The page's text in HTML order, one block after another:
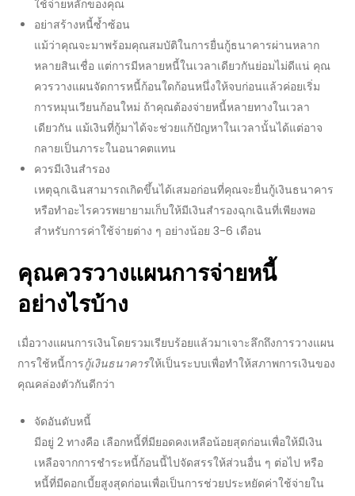
ใช้จ่ายหลักของคุณ
อย่าสร้างหนี้ซ้ำซ้อน
แม้ว่าคุณจะมาพร้อมคุณสมบัติในการยื่นกู้ธนาคารผ่านหลาก
หลายสินเชื่อ แต่การมีหลายหนี้ในเวลาเดียวกันย่อมไม่ดีแน่ คุณ
ควรวางแผนจัดการหนี้ก้อนใดก้อนหนึ่งให้จบก่อนแล้วค่อยเริ่ม
การหมุนเวียนก้อนใหม่ ถ้าคุณต้องจ่ายหนี้หลายทางในเวลา
เดียวกัน แม้เงินที่กู้มาได้จะช่วยแก้ปัญหาในเวลานั้นได้แต่อาจ
กลายเป็นภาระในอนาคตแทน
ควรมีเงินสำรอง
เหตุฉุกเฉินสามารถเกิดขึ้นได้เสมอก่อนที่คุณจะยื่นกู้เงินธนาคาร
หรือทำอะไรควรพยายามเก็บให้มีเงินสำรองฉุกเฉินที่เพียงพอ
สำหรับการค่าใช้จ่ายต่าง ๆ อย่างน้อย 3-6 เดือน
คุณควรวางแผนการจ่ายหนี้
อย่างไรบ้าง
เมื่อวางแผนการเงินโดยรวมเรียบร้อยแล้วมาเจาะลึกถึงการวางแผน
การใช้หนี้การกู้เงินธนาคารให้เป็นระบบเพื่อทำให้สภาพการเงินของ
คุณคล่องตัวกันดีกว่า
จัดอันดับหนี้
มีอยู่ 2 ทางคือ เลือกหนี้ที่มียอดคงเหลือน้อยสุดก่อนเพื่อให้มีเงิน
เหลือจากการชำระหนี้ก้อนนี้ไปจัดสรรให้ส่วนอื่น ๆ ต่อไป หรือ
หนี้ที่มีดอกเบี้ยสูงสุดก่อนเพื่อเป็นการช่วยประหยัดค่าใช้จ่ายใน